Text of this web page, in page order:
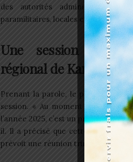
des autorités administratives,
paramilitaires, locales et civiles.
Une session
régional de Kara
Prenant la parole, le président
session. « Au moment où
l’année 2025, c’est un privilège et
il. Il a précisé que cette session
prévoit une réunion trimestrielle du